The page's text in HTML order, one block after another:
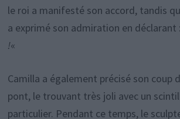
le roi a manifesté son accord, tandis
a exprimé son admiration en déclarant
!«
Camilla a également précisé son coup
pont, le trouvant très joli avec un
particulier. Pendant ce temps, le